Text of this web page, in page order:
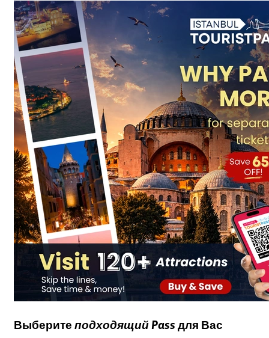
1.Музей Rahmi M. Koç
2.Круиз по Босфору
3.Посетить Miniaturk
4.Стамбульский океанариум
Посетить район Бейоглу
Парки Стамбула
Выберитеподходящий Passдля Вас